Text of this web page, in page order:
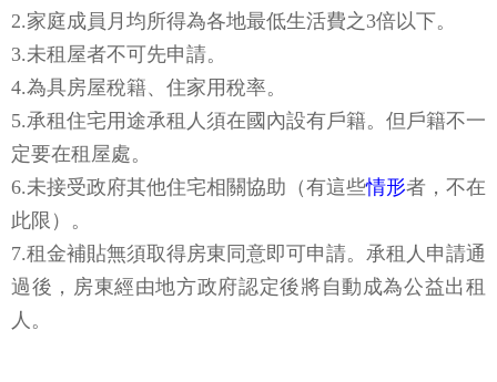
2.家庭成員月均所得為各地最低生活費之3倍以下。
3.未租屋者不可先申請。
4.為具房屋稅籍、住家用稅率。
5.承租住宅用途承租人須在國內設有戶籍。但戶籍不一
定要在租屋處。
6.未接受政府其他住宅相關協助（有這些情形者，不在
此限）。
7.租金補貼無須取得房東同意即可申請。承租人申請通
過後，房東經由地方政府認定後將自動成為公益出租
人。